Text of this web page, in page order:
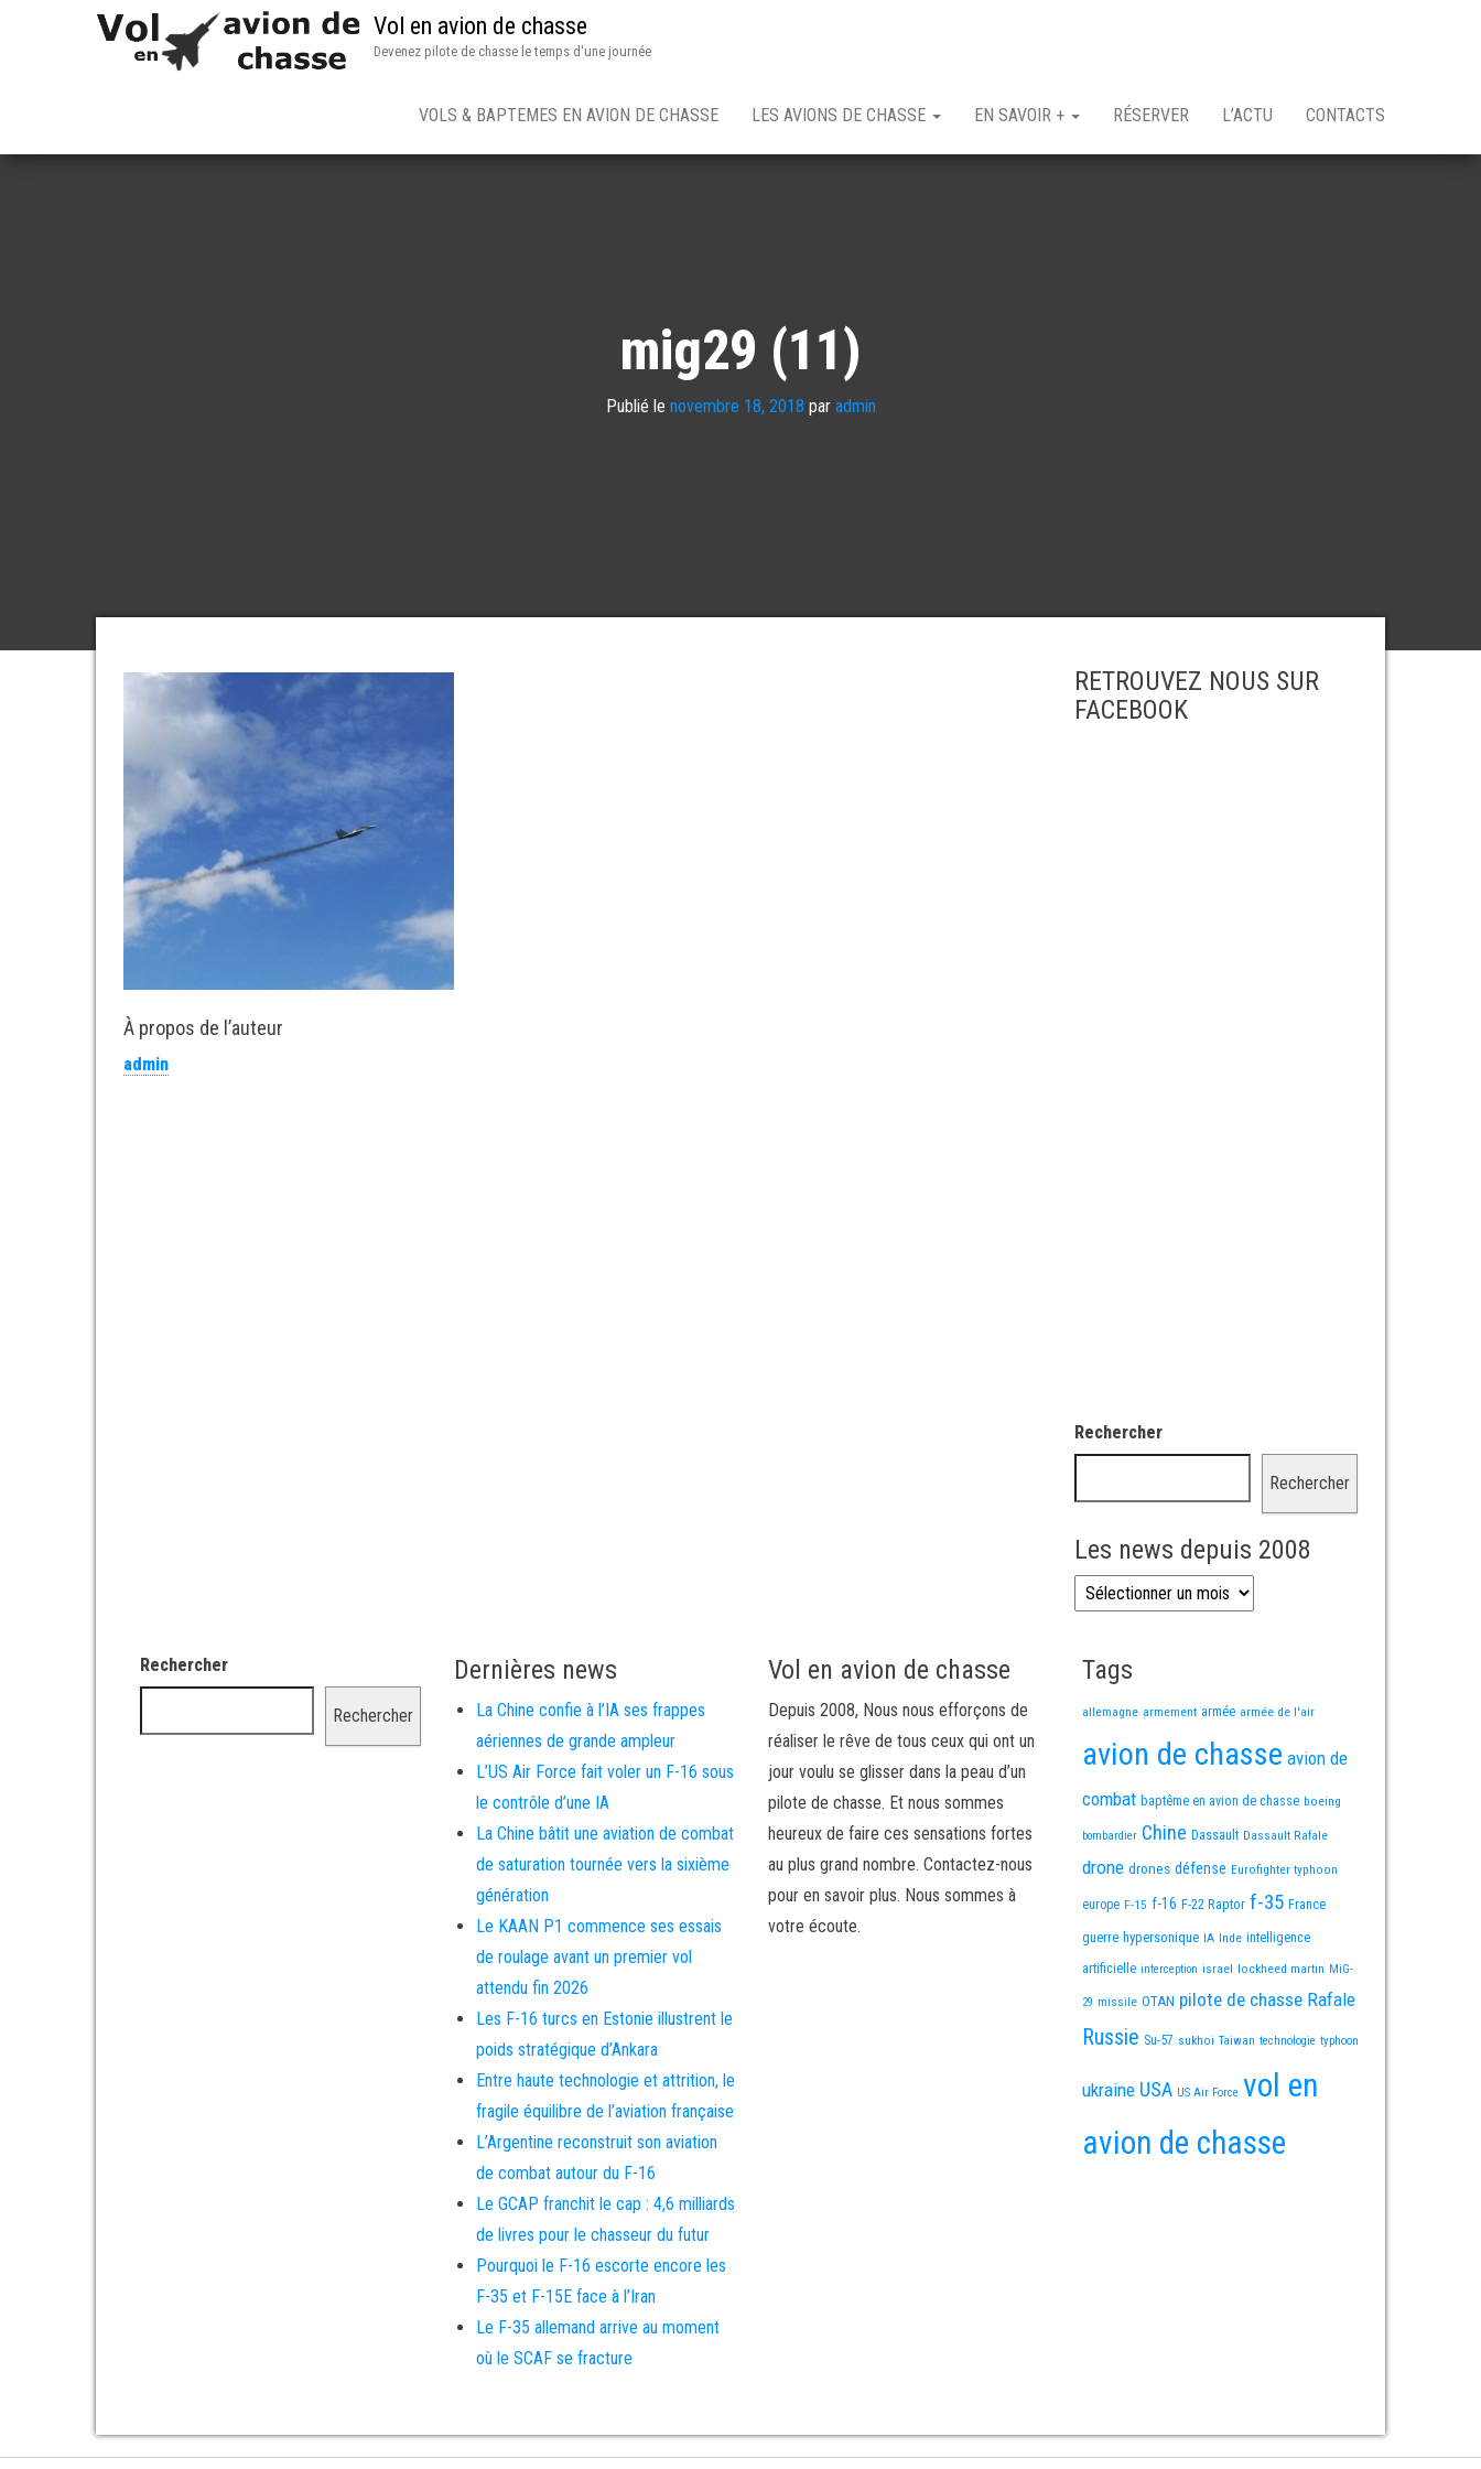
Vol en avion de chasse
Devenez pilote de chasse le temps d'une journée
VOLS & BAPTEMES EN AVION DE CHASSE LES AVIONS DE CHASSE EN SAVOIR + RÉSERVER L’ACTU CONTACTS
mig29 (11)
Publié le novembre 18, 2018 par admin
À propos de l’auteur
admin
RETROUVEZ NOUS SUR
FACEBOOK
Rechercher
Rechercher
Les news depuis 2008
Les news depuis 2008
Rechercher
Rechercher
Dernières news
La Chine confie à l’IA ses frappes
aériennes de grande ampleur
L’US Air Force fait voler un F-16 sous
le contrôle d’une IA
La Chine bâtit une aviation de combat
de saturation tournée vers la sixième
génération
Le KAAN P1 commence ses essais
de roulage avant un premier vol
attendu fin 2026
Les F-16 turcs en Estonie illustrent le
poids stratégique d’Ankara
Entre haute technologie et attrition, le
fragile équilibre de l’aviation française
L’Argentine reconstruit son aviation
de combat autour du F-16
Le GCAP franchit le cap : 4,6 milliards
de livres pour le chasseur du futur
Pourquoi le F-16 escorte encore les
F-35 et F-15E face à l’Iran
Le F-35 allemand arrive au moment
où le SCAF se fracture
Vol en avion de chasse
Depuis 2008, Nous nous efforçons de
réaliser le rêve de tous ceux qui ont un
jour voulu se glisser dans la peau d’un
pilote de chasse. Et nous sommes
heureux de faire ces sensations fortes
au plus grand nombre. Contactez-nous
pour en savoir plus. Nous sommes à
votre écoute.
Tags
allemagne armement armée armée de l'air
avion de chasse avion de
combat baptême en avion de chasse boeing
bombardier Chine Dassault Dassault Rafale
drone drones défense Eurofighter typhoon
europe F-15 f-16 F-22 Raptor f-35 France
guerre hypersonique IA Inde intelligence
artificielle interception israel lockheed martin MiG-
29 missile OTAN pilote de chasse Rafale
Russie Su-57 sukhoi Taiwan technologie typhoon
ukraine USA US Air Force vol en
avion de chasse